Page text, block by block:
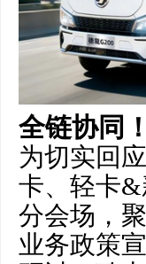
全链协同
为切实回
卡、轻卡
分会场，
业务政策